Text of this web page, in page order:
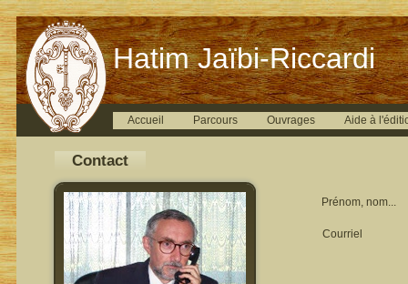
Hatim Jaïbi-Riccardi
Accueil Parcours Ouvrages Aide à
Contact
Prénom, nom...
Courriel